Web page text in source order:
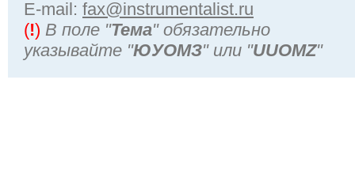
Е-mail: fax@instrumentalist.ru
(!) В поле "Тема" обязательно
указывайте "ЮУОМЗ" или "UUOMZ"